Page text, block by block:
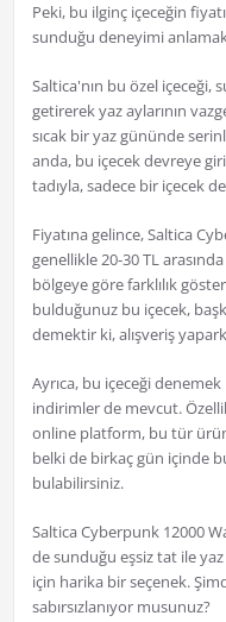
Peki, bu ilginç içeceğin
sunduğu deneyimi
Saltica'nın bu özel içeceği,
getirerek yaz aylarının
sıcak bir yaz gününde
anda, bu içecek devreye
tadıyla, sadece bir içecek
Fiyatına gelince, Saltica
genellikle 20-30 TL
bölgeye göre farklılık
bulduğunuz bu içecek,
demektir ki, alışveriş
Ayrıca, bu içeceği
indirimler de mevcut.
online platform, bu tür
belki de birkaç gün içinde
bulabilirsiniz.
Saltica Cyberpunk 12000
de sunduğu eşsiz tat ile
için harika bir seçenek.
sabırsızlanıyor musunuz?